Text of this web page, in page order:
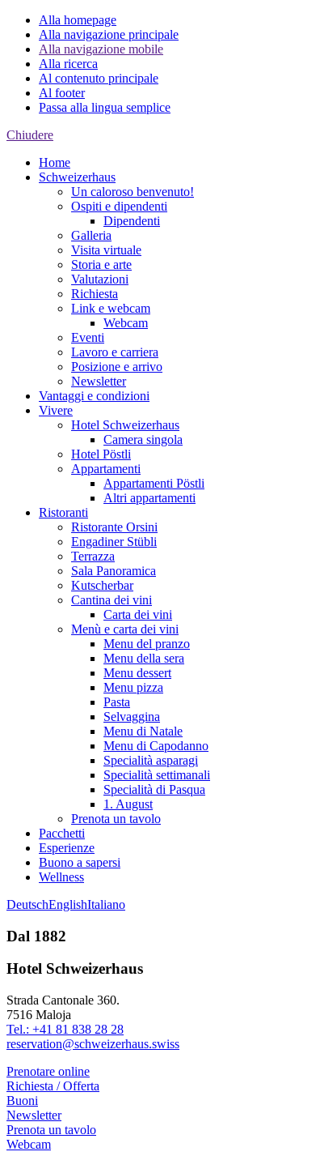
Alla homepage
Alla navigazione principale
Alla navigazione mobile
Alla ricerca
Al contenuto principale
Al footer
Passa alla lingua semplice
Chiudere
Home
Schweizerhaus
Un caloroso benvenuto!
Ospiti e dipendenti
Dipendenti
Galleria
Visita virtuale
Storia e arte
Valutazioni
Richiesta
Link e webcam
Webcam
Eventi
Lavoro e carriera
Posizione e arrivo
Newsletter
Vantaggi e condizioni
Vivere
Hotel Schweizerhaus
Camera singola
Hotel Pöstli
Appartamenti
Appartamenti Pöstli
Altri appartamenti
Ristoranti
Ristorante Orsini
Engadiner Stübli
Terrazza
Sala Panoramica
Kutscherbar
Cantina dei vini
Carta dei vini
Menù e carta dei vini
Menu del pranzo
Menu della sera
Menu dessert
Menu pizza
Pasta
Selvaggina
Menu di Natale
Menu di Capodanno
Specialità asparagi
Specialità settimanali
Specialità di Pasqua
1. August
Prenota un tavolo
Pacchetti
Esperienze
Buono a sapersi
Wellness
DeutschEnglishItaliano
Dal 1882
Hotel Schweizerhaus
Strada Cantonale 360.
7516 Maloja
Tel.: +41 81 838 28 28
reservation@schweizerhaus.swiss
Prenotare online
Richiesta / Offerta
Buoni
Newsletter
Prenota un tavolo
Webcam